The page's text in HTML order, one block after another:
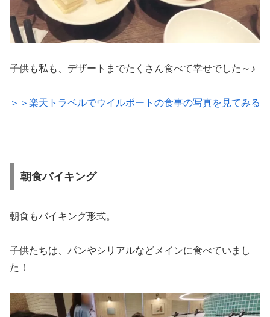
子供も私も、デザートまでたくさん食べて幸せでした～♪
＞＞楽天トラベルでウイルポートの食事の写真を見てみる
朝食バイキング
朝食もバイキング形式。
子供たちは、パンやシリアルなどメインに食べていまし
た！